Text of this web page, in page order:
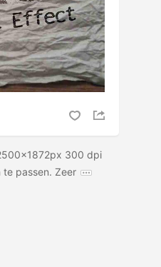
300 dpi
te passen. Zeer